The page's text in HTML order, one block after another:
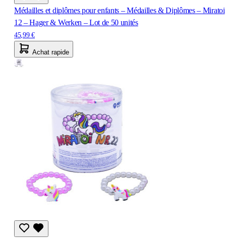
Médailles et diplômes pour enfants – Médailles & Diplômes – Miratoi
12 – Hager & Werken – Lot de 50 unités
45,99 €
Achat rapide